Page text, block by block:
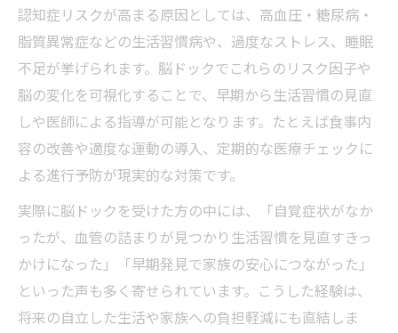
認知症リスクが高まる原因としては、高血圧・糖尿病・
脂質異常症などの生活習慣病や、過度なストレス、睡眠
不足が挙げられます。脳ドックでこれらのリスク因子や
脳の変化を可視化することで、早期から生活習慣の見直
しや医師による指導が可能となります。たとえば食事内
容の改善や適度な運動の導入、定期的な医療チェックに
よる進行予防が現実的な対策です。
実際に脳ドックを受けた方の中には、「自覚症状がなか
ったが、血管の詰まりが見つかり生活習慣を見直すきっ
かけになった」「早期発見で家族の安心につながった」
といった声も多く寄せられています。こうした経験は、
将来の自立した生活や家族への負担軽減にも直結しま